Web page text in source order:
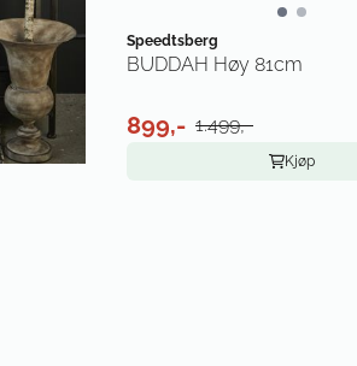
Speedtsberg
BUDDAH Høy 81cm
899,- 1.499,-
Kjøp